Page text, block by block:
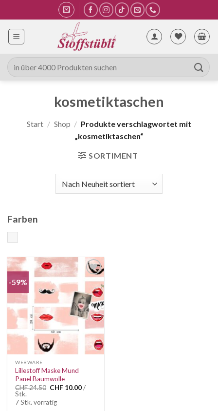
Inhalt
springen
Suche
nach:
kosmetiktaschen
Start / Shop / Produkte verschlagwortet mit
„kosmetiktaschen“
SORTIMENT
Farben
-59%
Auf die
Wunschliste
WEBWARE
Lillestoff Maske Mund
Panel Baumwolle
CHF24.50 Ursprünglicher
war:
CHF 24.50
CHF 10.00Aktueller
/
Stk.
7 Stk. vorrätig